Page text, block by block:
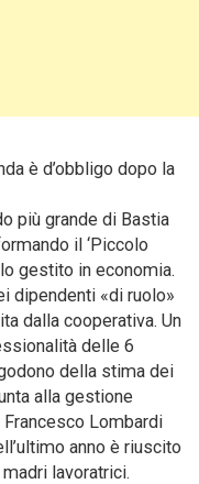
è d’obbligo dopo la
più grande di Bastia
il ‘Piccolo
gestito in economia.
dipendenti «di ruolo»
dalla cooperativa. Un
delle 6
della stima dei
alla gestione
Lombardi
anno è riuscito
lavoratrici.